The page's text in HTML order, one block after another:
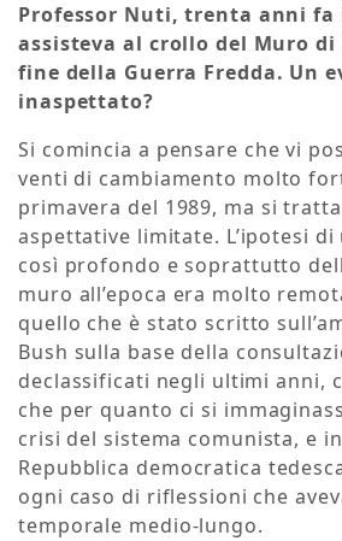
Professor Nuti, trenta anni fa
assisteva al crollo del Muro
fine della Guerra Fredda. Un
inaspettato?
Si comincia a pensare che vi
venti di cambiamento molto
primavera del 1989, ma si
aspettative limitate. L’ipotesi
così profondo e soprattutto
muro all’epoca era molto
quello che è stato scritto
Bush sulla base della
declassificati negli ultimi anni,
che per quanto ci si
crisi del sistema comunista, e
Repubblica democratica
ogni caso di riflessioni che
temporale medio-lungo.